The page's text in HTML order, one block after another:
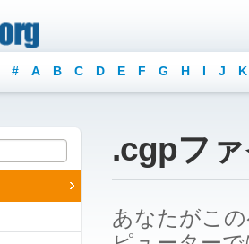
# A B C D E F G H I J K
.cgpフ
あなたがこ